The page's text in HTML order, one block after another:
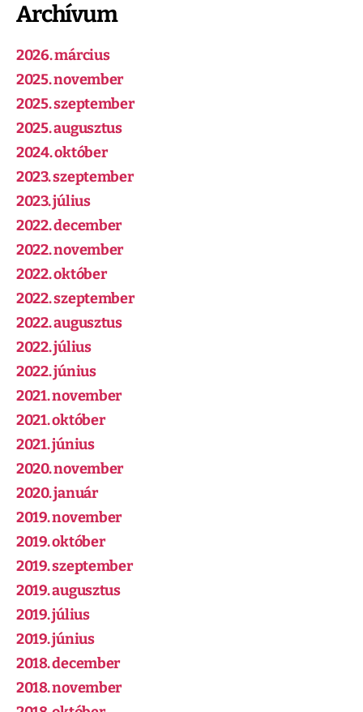
Archívum
2026. március
2025. november
2025. szeptember
2025. augusztus
2024. október
2023. szeptember
2023. július
2022. december
2022. november
2022. október
2022. szeptember
2022. augusztus
2022. július
2022. június
2021. november
2021. október
2021. június
2020. november
2020. január
2019. november
2019. október
2019. szeptember
2019. augusztus
2019. július
2019. június
2018. december
2018. november